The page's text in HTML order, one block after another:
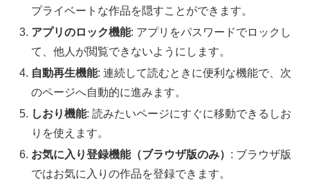
プライベートな作品を隠すことができます。
アプリのロック機能: アプリをパスワードでロックし
て、他人が閲覧できないようにします。
自動再生機能: 連続して読むときに便利な機能で、次
のページへ自動的に進みます。
しおり機能: 読みたいページにすぐに移動できるしお
りを使えます。
お気に入り登録機能（ブラウザ版のみ） : ブラウザ版
ではお気に入りの作品を登録できます。